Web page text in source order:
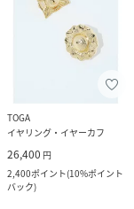
TOGA
イヤリング・イヤーカフ
26,400 円
2,400ポイント(10%ポイント
バック)